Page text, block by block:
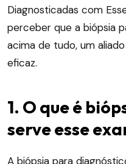
Diagnosticadas com
perceber que a biópsia
acima de tudo, um
eficaz.
1. O que é
serve esse
A biópsia para